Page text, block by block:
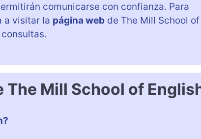
comunicarse con confianza. Para
a visitar la página web de The Mill School of
Mill School of